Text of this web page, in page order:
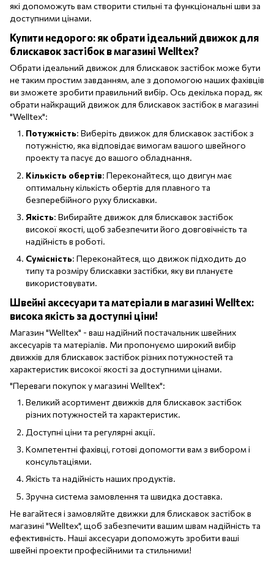
які допоможуть вам створити стильні та функціональні шви за
доступними цінами.
Купити недорого: як обрати ідеальний движок для
блискавок застібок в магазині Welltex?
Обрати ідеальний движок для блискавок застібок може бути
не таким простим завданням, але з допомогою наших фахівців
ви зможете зробити правильний вибір. Ось декілька порад, як
обрати найкращий движок для блискавок застібок в магазині
"Welltex":
Потужність: Виберіть движок для блискавок застібок з
потужністю, яка відповідає вимогам вашого швейного
проекту та пасує до вашого обладнання.
Кількість обертів: Переконайтеся, що двигун має
оптимальну кількість обертів для плавного та
безперебійного руху блискавки.
Якість: Вибирайте движок для блискавок застібок
високої якості, щоб забезпечити його довговічність та
надійність в роботі.
Сумісність: Переконайтеся, що движок підходить до
типу та розміру блискавки застібки, яку ви плануєте
використовувати.
Швейні аксесуари та матеріали в магазині Welltex:
висока якість за доступні ціни!
Магазин "Welltex" - ваш надійний постачальник швейних
аксесуарів та матеріалів. Ми пропонуємо широкий вибір
движків для блискавок застібок різних потужностей та
характеристик високої якості за доступними цінами.
"Переваги покупок у магазині Welltex":
Великий асортимент движків для блискавок застібок
різних потужностей та характеристик.
Доступні ціни та регулярні акції.
Компетентні фахівці, готові допомогти вам з вибором і
консультаціями.
Якість та надійність наших продуктів.
Зручна система замовлення та швидка доставка.
Не вагайтеся і замовляйте движки для блискавок застібок в
магазині "Welltex", щоб забезпечити вашим швам надійність та
ефективність. Наші аксесуари допоможуть зробити ваші
швейні проекти професійними та стильними!